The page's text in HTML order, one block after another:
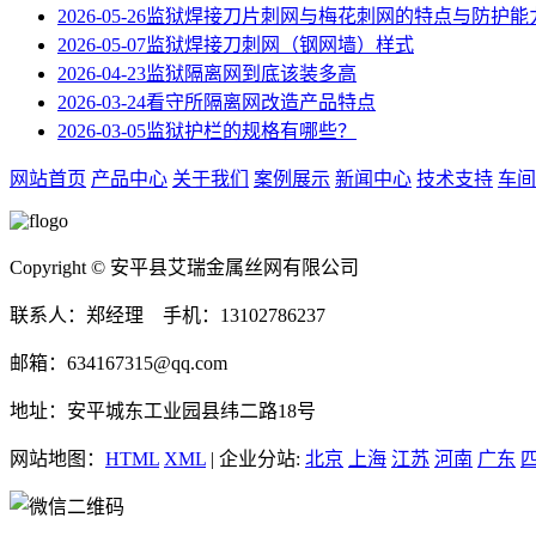
2026-05-26监狱焊接刀片刺网与梅花刺网的特点与防护能
2026-05-07监狱焊接刀刺网（钢网墙）样式
2026-04-23监狱隔离网到底该装多高
2026-03-24看守所隔离网改造产品特点
2026-03-05监狱护栏的规格有哪些？
网站首页 产品中心 关于我们 案例展示 新闻中心 技术支持 车
Copyright © 安平县艾瑞金属丝网有限公司
联系人：郑经理 手机：13102786237
邮箱：634167315@qq.com
地址：安平城东工业园县纬二路18号
网站地图： HTML XML | 企业分站: 北京 上海 江苏 河南 广东